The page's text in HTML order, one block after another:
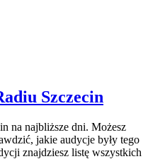
Szczecin
na najbliższe dni. Możesz
jakie audycje były tego
znajdziesz listę wszystkich